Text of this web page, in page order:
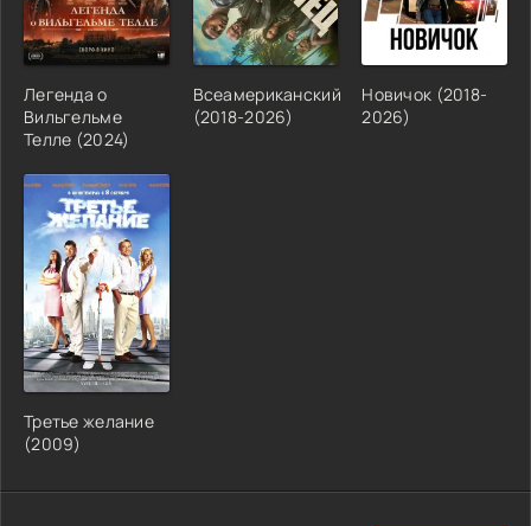
Легенда о
Вильгельме
Телле (2024)
Всеамериканский
(2018-2026)
Новичок (2018-
2026)
Третье желание
(2009)